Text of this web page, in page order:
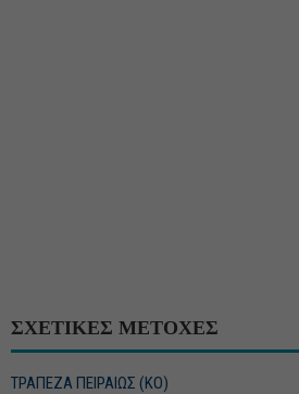
ΣΧΕΤΙΚΕΣ ΜΕΤΟΧΕΣ
ΤΡΑΠΕΖΑ ΠΕΙΡΑΙΩΣ (ΚΟ)